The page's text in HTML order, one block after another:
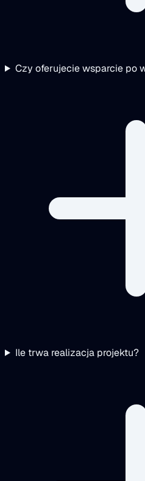
Czy oferujecie wsparcie po
Ile trwa realizacja projektu?